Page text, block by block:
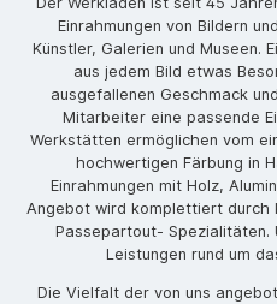
Einrahmungen von Bildern
Künstler, Galerien und Museen.
aus jedem Bild etwas
ausgefallenen Geschmack
Mitarbeiter eine passende
Werkstätten ermöglichen vom
hochwertigen Färbung in
Einrahmungen mit Holz,
Angebot wird komplettiert durch
Passepartout- Spezialitäten.
Leistungen rund um
Die Vielfalt der von uns